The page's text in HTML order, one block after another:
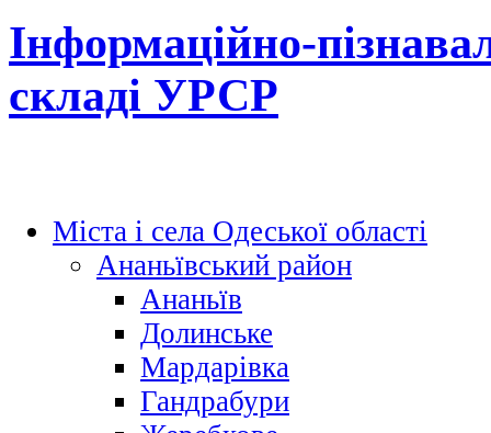
Інформаційно-
складі УРСР
Міста і села Одеської області
Ананьївський район
Ананьїв
Долинське
Мардарівка
Гандрабури